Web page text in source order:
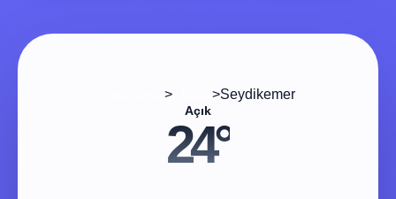
> >Seydikemer
Açık
24°